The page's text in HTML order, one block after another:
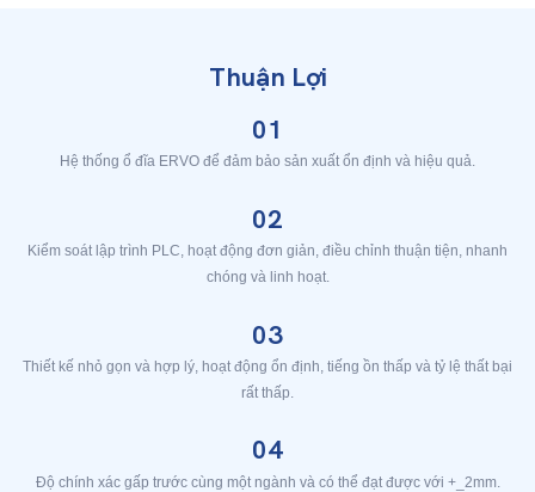
Thuận Lợi
01
Hệ thống ổ đĩa ERVO để đảm bảo sản xuất ổn định và hiệu quả.
02
Kiểm soát lập trình PLC, hoạt động đơn giản, điều chỉnh thuận tiện, nhanh
chóng và linh hoạt.
03
Thiết kế nhỏ gọn và hợp lý, hoạt động ổn định, tiếng ồn thấp và tỷ lệ thất bại
rất thấp.
04
Độ chính xác gấp trước cùng một ngành và có thể đạt được với +_2mm.